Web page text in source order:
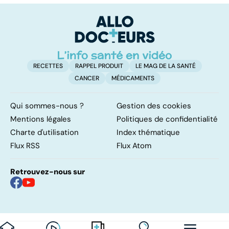
solution ?
RECETTES RAPPEL PRODUIT
LE MAG DE LA SANTÉ
CANCER
MÉDICAMENTS
Qui sommes-nous ?
Gestion des cookies
Mentions légales
Politiques de confidentialité
Charte d'utilisation
Index thématique
Flux RSS
Flux Atom
Retrouvez-nous sur